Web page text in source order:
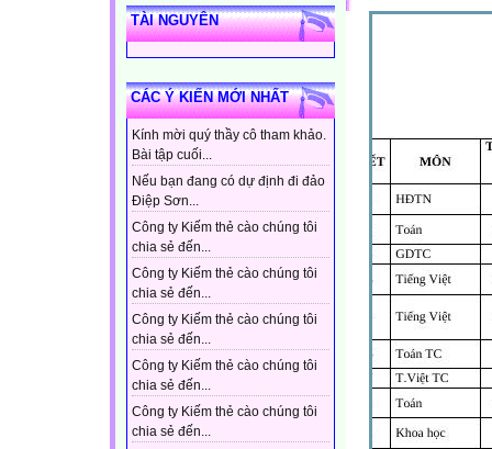
TÀI NGUYÊN
CÁC Ý KIẾN MỚI NHẤT
Kính mời quý thầy cô tham khảo.
Bài tập cuối...
Nếu bạn đang có dự định đi đảo
Điệp Sơn...
Công ty Kiếm thẻ cào chúng tôi
chia sẻ đến...
Công ty Kiếm thẻ cào chúng tôi
chia sẻ đến...
Công ty Kiếm thẻ cào chúng tôi
chia sẻ đến...
Công ty Kiếm thẻ cào chúng tôi
chia sẻ đến...
Công ty Kiếm thẻ cào chúng tôi
chia sẻ đến...